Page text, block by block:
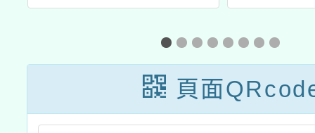
園計畫」
國民
署偏
小非
域專
頁面